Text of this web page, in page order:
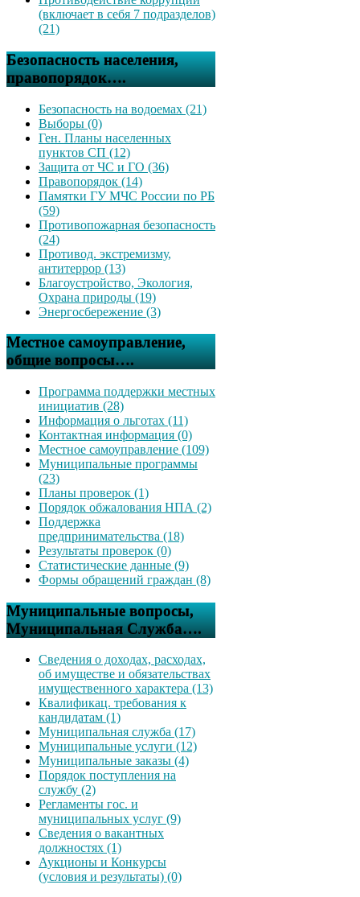
(включает в себя 7 подразделов)
(21)
Безопасность населения,
правопорядок….
Безопасность на водоемах (21)
Выборы (0)
Ген. Планы населенных
пунктов СП (12)
Защита от ЧС и ГО (36)
Правопорядок (14)
Памятки ГУ МЧС России по РБ
(59)
Противопожарная безопасность
(24)
Противод. экстремизму,
антитеррор (13)
Благоустройство, Экология,
Охрана природы (19)
Энергосбережение (3)
Местное самоуправление,
общие вопросы….
Программа поддержки местных
инициатив (28)
Информация о льготах (11)
Контактная информация (0)
Местное самоуправление (109)
Муниципальные программы
(23)
Планы проверок (1)
Порядок обжалования НПА (2)
Поддержка
предпринимательства (18)
Результаты проверок (0)
Статистические данные (9)
Формы обращений граждан (8)
Муниципальные вопросы,
Муниципальная Служба….
Сведения о доходах, расходах,
об имуществе и обязательствах
имущественного характера (13)
Квалификац. требования к
кандидатам (1)
Муниципальная служба (17)
Муниципальные услуги (12)
Муниципальные заказы (4)
Порядок поступления на
службу (2)
Регламенты гос. и
муниципальных услуг (9)
Сведения о вакантных
должностях (1)
Аукционы и Конкурсы
(условия и результаты) (0)